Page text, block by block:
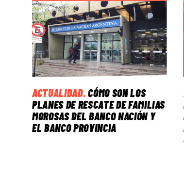
ACTUALIDAD. CÓMO SON LOS
PLANES DE RESCATE DE FAMILIAS
MOROSAS DEL BANCO NACIÓN Y
EL BANCO PROVINCIA